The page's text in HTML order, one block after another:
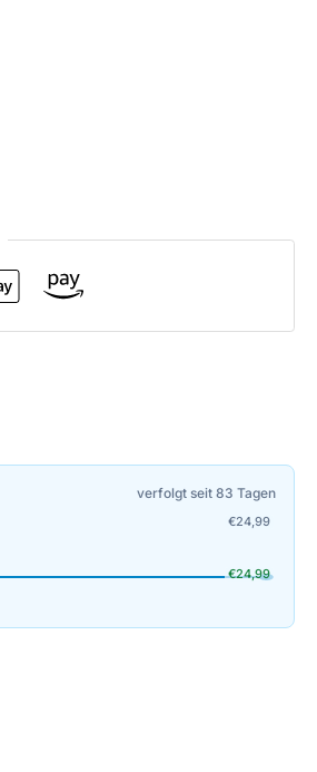
verfolgt seit 83 Tagen
€24,99
€24,99